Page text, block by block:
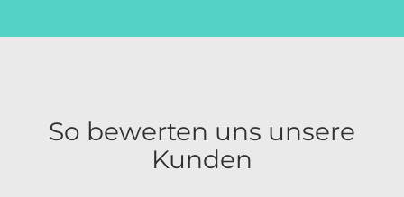
So bewerten uns unsere
Kunden